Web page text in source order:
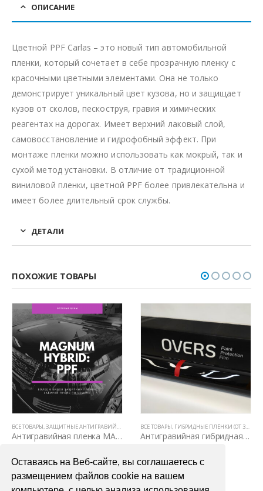
Оставаясь на Веб-сайте, вы соглашаетесь с
размещением файлов cookie на вашем
ОПИСАНИЕ
Цветной PPF Carlas – это новый тип автомобильной
пленки, который сочетает в себе прозрачную пленку с
красочными цветными элементами. Она не только
демонстрирует уникальный цвет кузова, но и защищает
кузов от сколов, пескоструя, гравия и химических
реагентах на дорогах. Имеет верхний лаковый слой,
самовосстановление и гидрофобный эффект. При
монтаже пленки можно использовать как мокрый, так и
сухой метод установки. В отличие от традиционной
виниловой пленки, цветной PPF более привлекательна и
имеет более длительный срок службы.
ДЕТАЛИ
ПОХОЖИЕ ТОВАРЫ
(ОТ 3Х ЛЕТ)
ЗАЩИТНЫЕ АНТИГРАВИЙНЫЕ ПЛЕНКИ ДЛЯ АВТОМОБИЛЯ
ВСЕ ТОВАРЫ,ЗАЩИТНЫЕ АНТИГРАВИЙНЫЕ ПЛЕНКИ ДЛЯ АВТОМОБИЛЯ ,ГИБРИДНЫЕ ПЛЁНКИ
Антигравийная пленка MAGNUM HYBRID 1,52м
В КОРЗИНУ
ВСЕ ТОВАРЫ, ГИБРИДНЫЕ ПЛЁНКИ (ОТ 3Х ЛЕТ)
Антигравийная гибридная пленка Overs Black Gloss Hybrid 1,52м х 15м
В КОРЗИНУ